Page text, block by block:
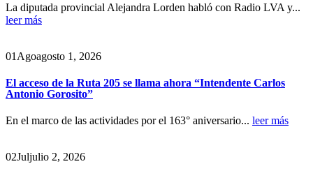
La diputada provincial Alejandra Lorden habló con Radio LVA y...
leer más
01 Agoagosto 1, 2026
El acceso de la Ruta 205 se llama ahora “Intendente Carlos
Antonio Gorosito”
En el marco de las actividades por el 163° aniversario... leer más
02Juljulio 2, 2026